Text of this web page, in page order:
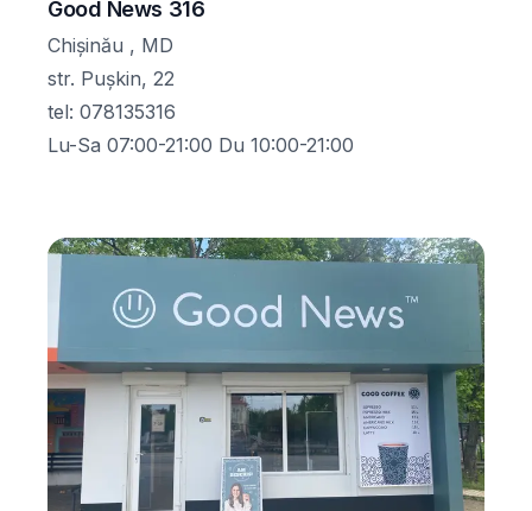
Good News 316
Chișinău , MD
str. Pușkin, 22
tel: 078135316
Lu-Sa 07:00-21:00 Du 10:00-21:00